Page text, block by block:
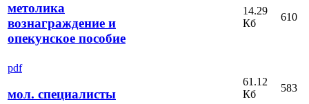
метолика
вознаграждение и
опекунское пособие
14.29
Кб
610
pdf
мол. специалисты
61.12
Кб
583